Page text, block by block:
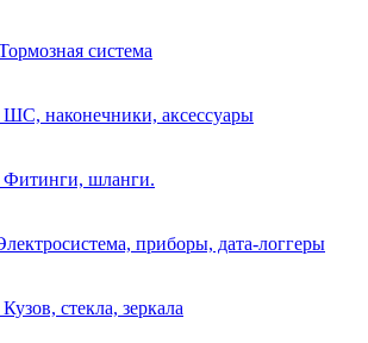
система
ШС, наконечники, аксессуары
Фитинги, шланги.
приборы, дата-логгеры
Кузов, стекла, зеркала